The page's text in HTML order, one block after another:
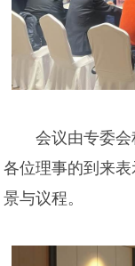
会议由专委
各位理事的到来
景与议程。